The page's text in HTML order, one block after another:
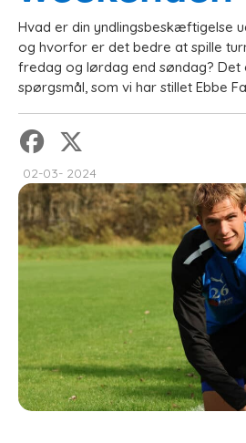
Hvad er din yndlingsbeskæftigelse
og hvorfor er det bedre at spille
fredag og lørdag end søndag? Det
spørgsmål, som vi har stillet Ebbe
02-03- 2024